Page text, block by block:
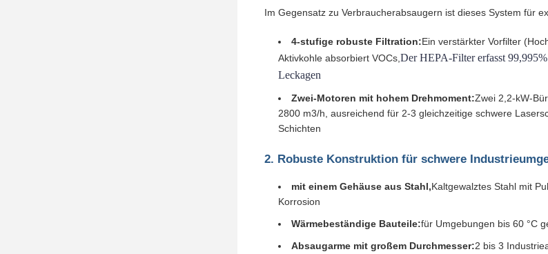
Im Gegensatz zu Verbraucherabsaugern ist dieses System für
4-stufige robuste Filtration:Ein verstärkter Vorfilter
Aktivkohle absorbiert VOCs, Der HEPA-Filter erfasst
Leckagen
Zwei-Motoren mit hohem Drehmoment:Zwei 2,2-kW-
2800 m3/h, ausreichend für 2-3 gleichzeitige schwere
Schichten
2. Robuste Konstruktion für schwere
mit einem Gehäuse aus Stahl,Kaltgewalztes Stahl mit
Korrosion
Wärmebeständige Bauteile:für Umgebungen bis 60 °C
Absaugarme mit großem Durchmesser:2 bis 3